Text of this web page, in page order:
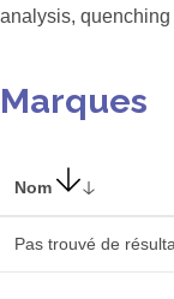
analysis, quenching
Marques
Nom
Pas trouvé de